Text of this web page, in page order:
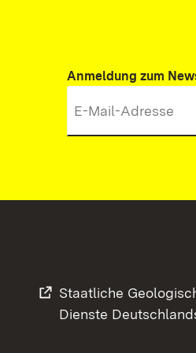
Anmeldung zum
Staatliche
Dienste